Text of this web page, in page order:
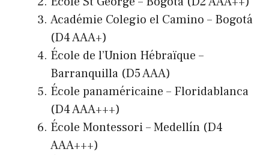
Académie Colegio el Camino – Bogotá
(D4 AAA+)
École de l’Union Hébraïque –
Barranquilla (D5 AAA)
École panaméricaine – Floridablanca
(D4 AAA+++)
École Montessori – Medellín (D4
AAA+++)